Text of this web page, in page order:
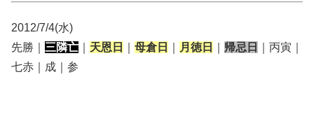
2012/7/4(水)
先勝｜ 三隣亡 天恩日 母倉日 月徳日 帰忌日
｜丙寅｜
七赤｜成｜参